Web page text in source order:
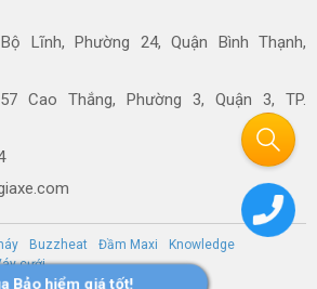
Bảo hiểm giá tốt!
Lĩnh, Phường 24, Quận Bình Thạnh,
Cao Thắng, Phường 3, Quận 3, TP.
Buzzheat Đầm Maxi
Knowledge
cưới